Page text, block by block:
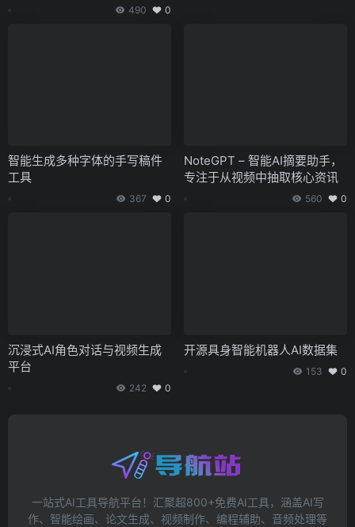
490 0
智能生成多种字体的手写稿件
工具
367 0
NoteGPT – 智能AI摘要助手，
专注于从视频中抽取核心资讯
560 0
沉浸式AI角色对话与视频生成
平台
242 0
开源具身智能机器人AI数据集
153 0
一站式AI工具导航平台！汇聚超800+免费AI工具，涵盖AI写
作、智能绘画、论文生成、视频制作、编程辅助、音频处理等